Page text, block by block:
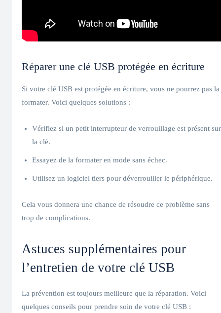
Réparer une clé USB protégée en écriture
Si votre clé USB est protégée en écriture, vous ne pourrez pas la
formater. Voici quelques solutions :
Vérifiez si un petit interrupteur de verrouillage est présent sur
la clé.
Essayez de la formater en mode sans échec.
Utilisez un logiciel tiers pour déverrouiller le périphérique.
Cela vous donnera une chance de résoudre ce problème sans
trop de complications.
Astuces supplémentaires pour
l’entretien de votre clé USB
La prévention est toujours meilleure que la réparation. Voici
quelques conseils pour prendre soin de votre clé USB :